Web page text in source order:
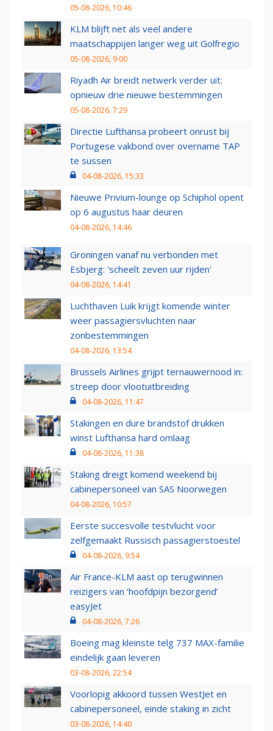
05-08-2026, 10:46
KLM blijft net als veel andere
maatschappijen langer weg uit Golfregio
05-08-2026, 9:00
Riyadh Air breidt netwerk verder uit:
opnieuw drie nieuwe bestemmingen
05-08-2026, 7:29
Directie Lufthansa probeert onrust bij
Portugese vakbond over overname TAP
te sussen
04-08-2026, 15:33
Nieuwe Privium-lounge op Schiphol opent
op 6 augustus haar deuren
04-08-2026, 14:46
Groningen vanaf nu verbonden met
Esbjerg: 'scheelt zeven uur rijden'
04-08-2026, 14:41
Luchthaven Luik krijgt komende winter
weer passagiersvluchten naar
zonbestemmingen
04-08-2026, 13:54
Brussels Airlines grijpt ternauwernood in:
streep door vlootuitbreiding
04-08-2026, 11:47
Stakingen en dure brandstof drukken
winst Lufthansa hard omlaag
04-08-2026, 11:38
Staking dreigt komend weekend bij
cabinepersoneel van SAS Noorwegen
04-08-2026, 10:57
Eerste succesvolle testvlucht voor
zelfgemaakt Russisch passagierstoestel
04-08-2026, 9:54
Air France-KLM aast op terugwinnen
reizigers van ‘hoofdpijn bezorgend’
easyJet
04-08-2026, 7:26
Boeing mag kleinste telg 737 MAX-familie
eindelijk gaan leveren
03-08-2026, 22:54
Voorlopig akkoord tussen WestJet en
cabinepersoneel, einde staking in zicht
03-08-2026, 14:40